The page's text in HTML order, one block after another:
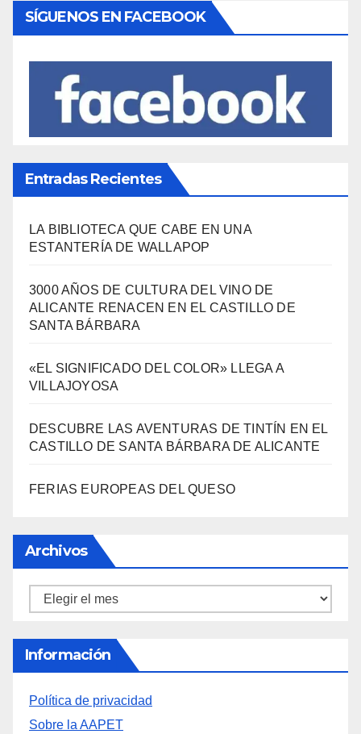
SÍGUENOS EN FACEBOOK
Entradas Recientes
LA BIBLIOTECA QUE CABE EN UNA
ESTANTERÍA DE WALLAPOP
3000 AÑOS DE CULTURA DEL VINO DE
ALICANTE RENACEN EN EL CASTILLO DE
SANTA BÁRBARA
«EL SIGNIFICADO DEL COLOR» LLEGA A
VILLAJOYOSA
DESCUBRE LAS AVENTURAS DE TINTÍN EN EL
CASTILLO DE SANTA BÁRBARA DE ALICANTE
FERIAS EUROPEAS DEL QUESO
Archivos
Archivos
Información
Política de privacidad
Sobre la AAPET